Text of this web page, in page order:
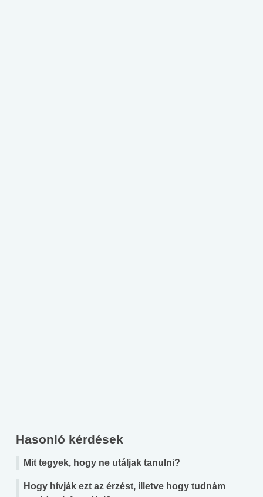
Hasonló kérdések
Mit tegyek, hogy ne utáljak tanulni?
Hogy hívják ezt az érzést, illetve hogy tudnám